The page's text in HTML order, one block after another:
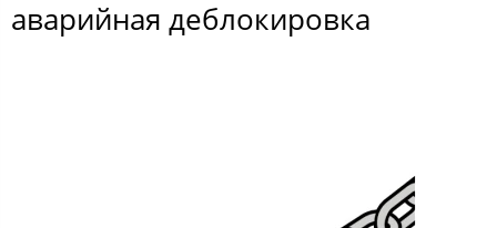
аварийная деблокировка